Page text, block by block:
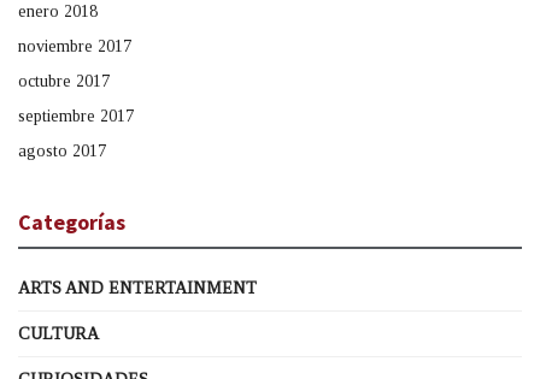
enero 2018
noviembre 2017
octubre 2017
septiembre 2017
agosto 2017
Categorías
ARTS AND ENTERTAINMENT
CULTURA